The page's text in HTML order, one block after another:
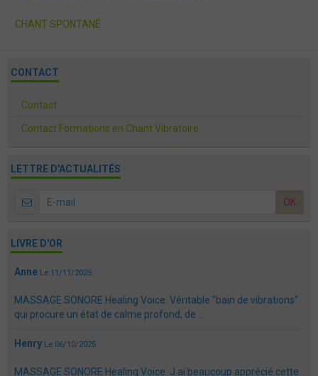
CHANT SPONTANÉ
CONTACT
Contact
Contact Formations en Chant Vibratoire
LETTRE D'ACTUALITÉS
OK
LIVRE D'OR
Anne Le 11/11/2025
MASSAGE SONORE Healing Voice: Véritable "bain de vibrations"
qui procure un état de calme profond, de ...
Henry Le 06/10/2025
MASSAGE SONORE Healing Voice: J ai beaucoup apprécié cette